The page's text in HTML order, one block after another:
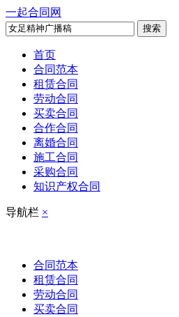
一起合同网
搜索
首页
合同范本
租赁合同
劳动合同
买卖合同
合作合同
离婚合同
施工合同
采购合同
知识产权合同
导航栏 ×
合同范本
租赁合同
劳动合同
买卖合同